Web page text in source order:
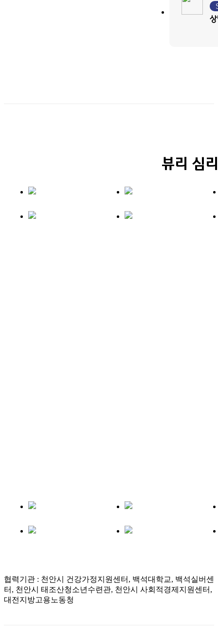
뷰리 심
협력기관 : 천안시 건강가정지원센터, 백석대학교, 백석실버센
터, 천안시 태조산청소년수련관, 천안시 사회적경제지원센터,
대전지방고용노동청